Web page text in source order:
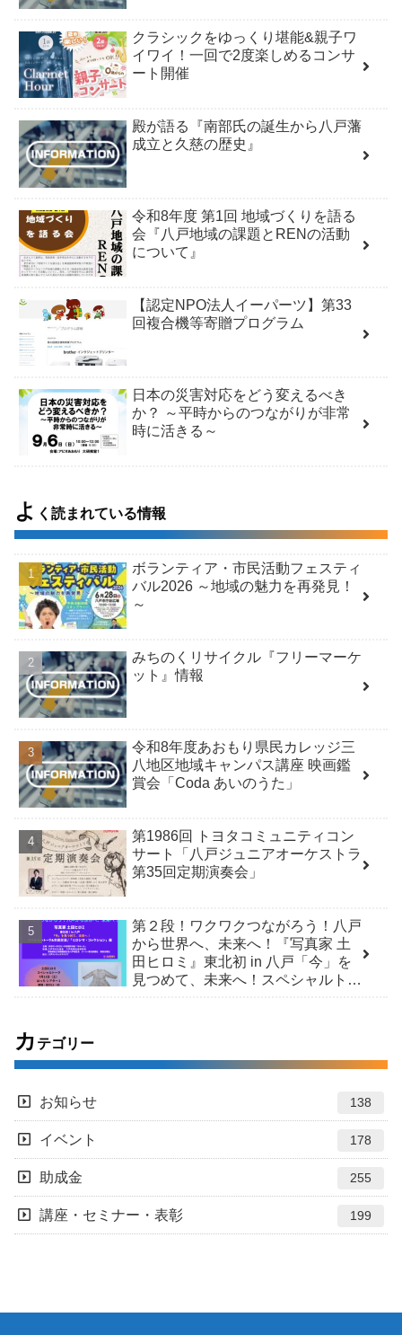
クラシックをゆっくり堪能&親子ワ
イワイ！一回で2度楽しめるコンサ
ート開催
殿が語る『南部氏の誕生から八戸藩
成立と久慈の歴史』
令和8年度 第1回 地域づくりを語る
会『八戸地域の課題とRENの活動
について』
【認定NPO法人イーパーツ】第33
回複合機等寄贈プログラム
日本の災害対応をどう変えるべき
か？ ～平時からのつながりが非常
時に活きる～
よ く読まれている情報
ボランティア・市民活動フェスティ
バル2026 ～地域の魅力を再発見！
～
みちのくリサイクル『フリーマーケ
ット』情報
令和8年度あおもり県民カレッジ三
八地区地域キャンパス講座 映画鑑
賞会「Coda あいのうた」
第1986回 トヨタコミュニティコン
サート「八戸ジュニアオーケストラ
第35回定期演奏会」
第２段！ワクワクつながろう！八戸
から世界へ、未来へ！『写真家 土
田ヒロミ』東北初 in 八戸「今」を
見つめて、未来へ！スペシャルトー
カ テゴリー
お知らせ 138
イベント 178
助成金 255
講座・セミナー・表彰 199